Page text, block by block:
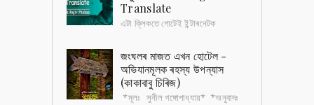
Translate
এটা ক্লিকতে গোটেই ইন্টাৰনেটক
ৱেবচাইট, কিতাপ, অডিঅ ’ , ভিডিঅ ’ আদি সকলো অসমীয়াতে
পাবলৈ হ'লে, ...
জংঘলৰ মাজত এখন হোটেল -
অভিযানমূলক ৰহস্য উপন্যাস
(কাকাবাবু চিৰিজ)
*মূলঃ সুনীল গঙ্গোপাধ্যায়* *অনুবাদঃ